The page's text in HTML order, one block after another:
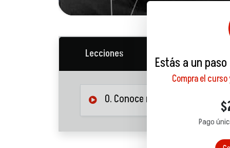
Lecciones
0. Conoce más del fondo de
Estás a un
Compra el
$
Pago